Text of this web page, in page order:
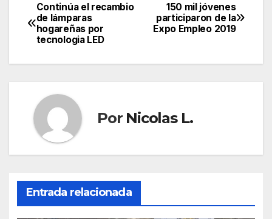
Navegación
de
entradas
150 mil jóvenes
participaron de la
Expo Empleo 2019
Continúa el recambio
de lámparas
hogareñas por
tecnologia LED
Por Nicolas L.
Entrada relacionada